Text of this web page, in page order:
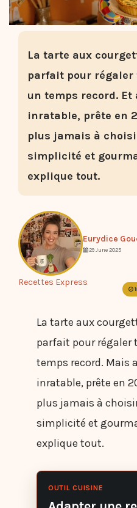
La tarte aux
parfait pour régaler
un temps record. Et
inratable, prête en
plus jamais à
simplicité et
explique tout.
Eurydice
29 June 2025
Recettes Express
La tarte aux
parfait pour régaler
temps record. Mais
inratable, prête en
plus jamais à
simplicité et
explique tout.
OUTIL CUISINE